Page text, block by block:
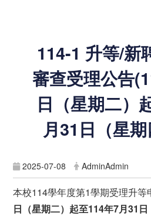
114-1 升等/新
審查受理公告
日（星期二）
月31日（星
2025-07-08 AdminAdmin
本校114學年度第1學期受理升等
日（星期二）起至114年7月31